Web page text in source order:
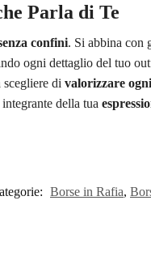
Parla di Te
confini. Si abbina con
ogni dettaglio del tuo
scegliere di valorizzare
della tua
Borse in Rafia,